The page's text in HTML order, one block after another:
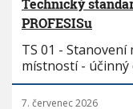
Technický
PROFESISu
TS 01 -
místností - účinný
7. červenec 2026